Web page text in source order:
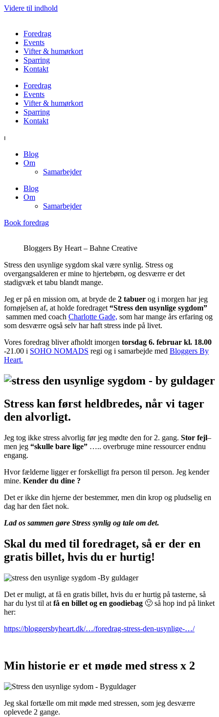
Videre til indhold
Foredrag
Events
Vifter & humørkort
Sparring
Kontakt
Foredrag
Events
Vifter & humørkort
Sparring
Kontakt
⏐
Blog
Om
Samarbejder
Blog
Om
Samarbejder
Book foredrag
Bloggers By Heart – Bahne Creative
Stress den usynlige sygdom skal være synlig. Stress og
overgangsalderen er mine to hjertebørn, og desværre er det
stadigvæk et tabu blandt mange.
Jeg er på en mission om, at bryde de 2 tabuer og i morgen har jeg
fornøjelsen af, at holde foredraget “Stress den usynlige sygdom”
sammen med coach Charlotte Gade, som har mange års erfaring og
som desværre også selv har haft stress inde på livet.
Vores foredrag bliver afholdt imorgen torsdag 6. februar kl. 18.00
-21.00 i SOHO NOMADS regi og i samarbejde med Bloggers By
Heart.
Stress kan først heldbredes, når vi tager
den alvorligt.
Jeg tog ikke stress alvorlig før jeg mødte den for 2. gang. Stor fejl–
men jeg “skulle bare lige” ….. overbruge mine ressourcer endnu
engang.
Hvor fælderne ligger er forskelligt fra person til person. Jeg kender
mine. Kender du dine ?
Det er ikke din hjerne der bestemmer, men din krop og pludselig en
dag har den fået nok.
Lad os sammen gøre Stress synlig og tale om det.
Skal du med til foredraget, så er der en
gratis billet, hvis du er hurtig!
Det er muligt, at få en gratis billet, hvis du er hurtig på tasterne, så
har du lyst til at få en billet og en goodiebag 🙂 så hop ind på linket
her:
https://bloggersbyheart.dk/…/foredrag-stress-den-usynlige-…/
Min historie er et møde med stress x 2
Jeg skal fortælle om mit møde med stressen, som jeg desværre
oplevede 2 gange.